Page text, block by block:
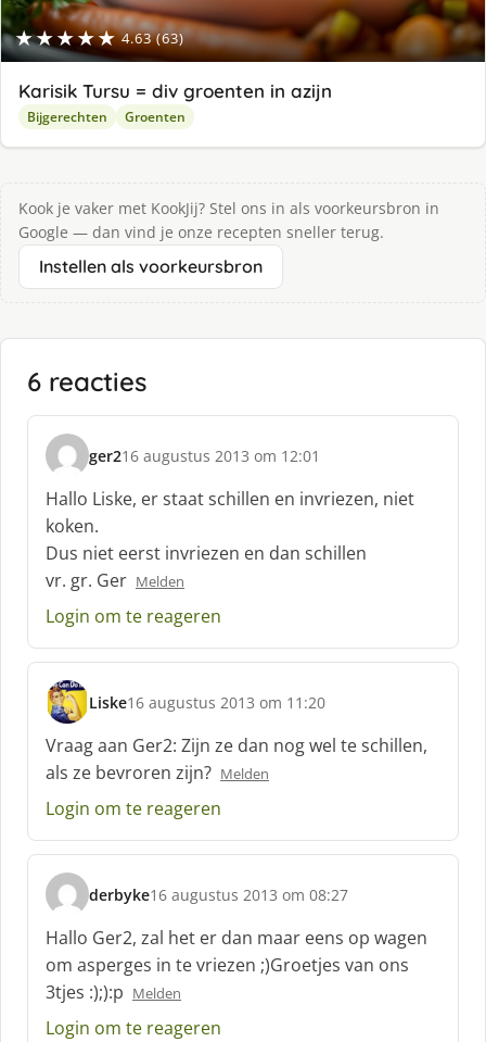
★★★★★ 4.63 (63)
Karisik Tursu = div groenten in azijn
Bijgerechten Groenten
Kook je vaker met KookJij? Stel ons in als voorkeursbron in
Google — dan vind je onze recepten sneller terug.
Instellen als voorkeursbron
6 reacties
ger2
s
c
h
r
e
e
:
16 augustus 2013 om 12:01
Hallo Liske, er staat schillen en invriezen, niet
koken.
Dus niet eerst invriezen en dan schillen
vr. gr. Ger Melden
Login om te reageren
Liske
s
c
h
r
e
f
16 augustus 2013 om 11:20
Vraag aan Ger2: Zijn ze dan nog wel te schillen,
als ze bevroren zijn? Melden
Login om te reageren
derbyke
s
c
h
r
e
e
16 augustus 2013 om 08:27
Hallo Ger2, zal het er dan maar eens op wagen
om asperges in te vriezen ;)Groetjes van ons
3tjes :);):p Melden
Login om te reageren